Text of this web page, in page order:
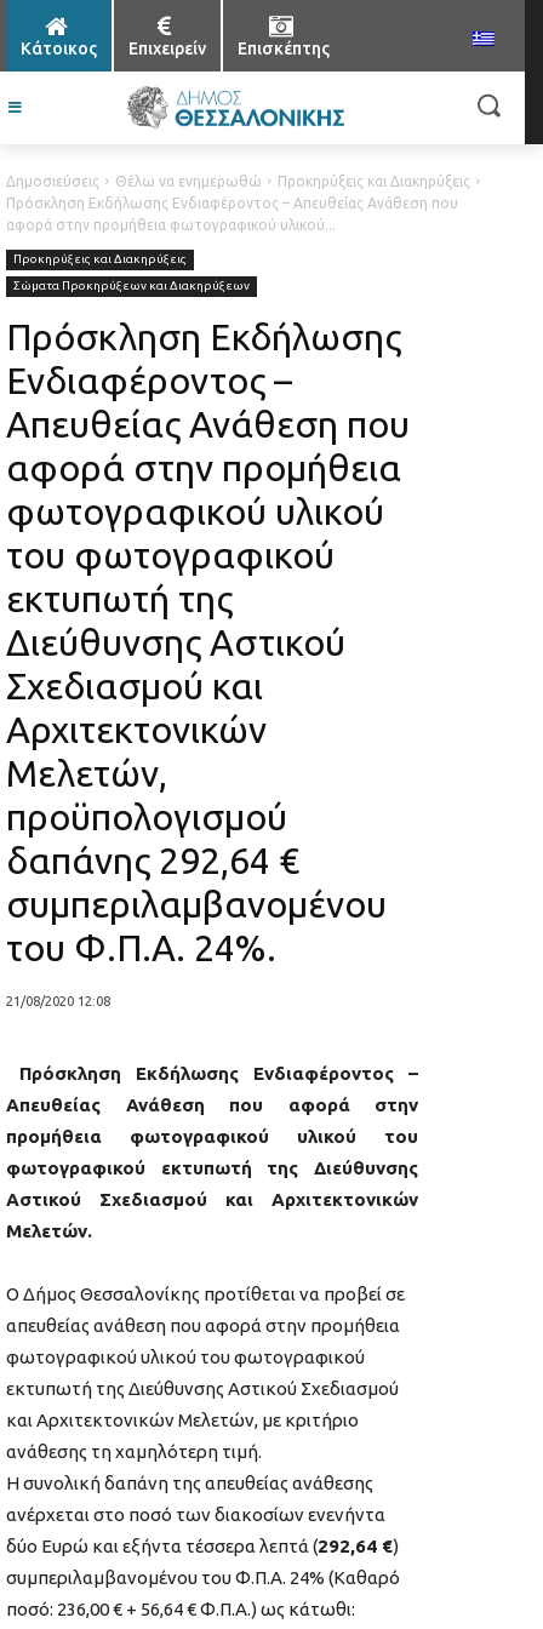
Κάτοικος Επιχειρείν Επισκέπτης
Δημοσιεύσεις Θέλω να ενημερωθώ
Προκηρύξεις και Διακηρύξεις
Πρόσκληση Εκδήλωσης Ενδιαφέροντος – Απευθείας Ανάθεση που
αφορά στην προμήθεια φωτογραφικού υλικού...
Προκηρύξεις και Διακηρύξεις
Σώματα Προκηρύξεων και Διακηρύξεων
Πρόσκληση Εκδήλωσης
Ενδιαφέροντος –
Απευθείας Ανάθεση που
αφορά στην προμήθεια
φωτογραφικού υλικού
του φωτογραφικού
εκτυπωτή της
Διεύθυνσης Αστικού
Σχεδιασμού και
Αρχιτεκτονικών
Μελετών,
προϋπολογισμού
δαπάνης 292,64 €
συμπεριλαμβανομένου
του Φ.Π.Α. 24%.
21/08/2020 12:08
Πρόσκληση Εκδήλωσης Ενδιαφέροντος –
Απευθείας Ανάθεση που αφορά στην
προμήθεια φωτογραφικού υλικού του
φωτογραφικού εκτυπωτή της Διεύθυνσης
Αστικού Σχεδιασμού και Αρχιτεκτονικών
Μελετών.
Ο Δήμος Θεσσαλονίκης προτίθεται να προβεί σε
απευθείας ανάθεση που αφορά στην προμήθεια
φωτογραφικού υλικού του φωτογραφικού
εκτυπωτή της Διεύθυνσης Αστικού Σχεδιασμού
και Αρχιτεκτονικών Μελετών, με κριτήριο
ανάθεσης τη χαμηλότερη τιμή.
Η συνολική δαπάνη της απευθείας ανάθεσης
ανέρχεται στο ποσό των διακοσίων ενενήντα
δύο Ευρώ και εξήντα τέσσερα λεπτά (292,64 €)
συμπεριλαμβανομένου του Φ.Π.Α. 24% (Καθαρό
ποσό: 236,00 € + 56,64 € Φ.Π.Α.) ως κάτωθι: